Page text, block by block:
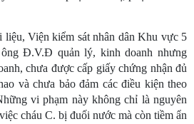
liệu, Viện kiểm sát nhân dân Khu vực 5
Đ.V.Đ quản lý, kinh doanh nhưng
chưa được cấp giấy chứng nhận đủ
và chưa bảo đảm các điều kiện theo
vi phạm này không chỉ là nguyên
cháu C. bị đuối nước mà còn tiềm ẩn